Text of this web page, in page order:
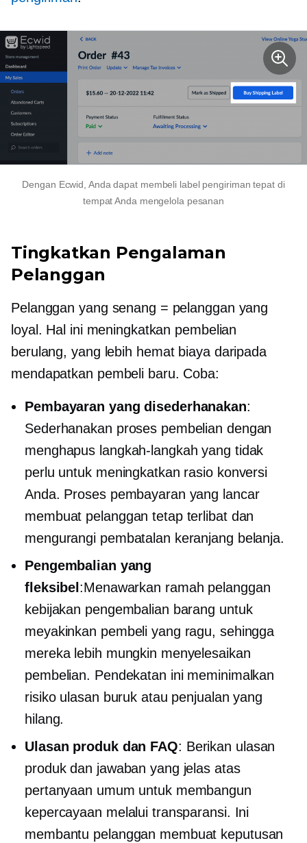
Dengan Ecwid, Anda dapat membeli label pengiriman tepat di
tempat Anda mengelola pesanan
Tingkatkan Pengalaman
Pelanggan
Pelanggan yang senang = pelanggan yang
loyal. Hal ini meningkatkan pembelian
berulang, yang lebih hemat biayadaripada
mendapatkan pembeli baru. Coba:
Pembayaran yang disederhanakan:
Sederhanakan proses pembelian dengan
menghapus langkah-langkah yang tidak
perlu untuk meningkatkan rasio konversi
Anda. Proses pembayaran yang lancar
membuat pelanggan tetap terlibat dan
mengurangi pembatalan keranjang belanja.
Pengembalian yang
fleksibel :Menawarkan ramah pelanggan
kebijakan pengembalian barang untuk
meyakinkan pembeli yang ragu, sehingga
mereka lebih mungkin menyelesaikan
pembelian. Pendekatan ini meminimalkan
risiko ulasan buruk atau penjualan yang
hilang.
Ulasan produk dan FAQ: Berikan ulasan
produk dan jawaban yang jelas atas
pertanyaan umum untuk membangun
kepercayaan melalui transparansi. Ini
membantu pelanggan membuat keputusan